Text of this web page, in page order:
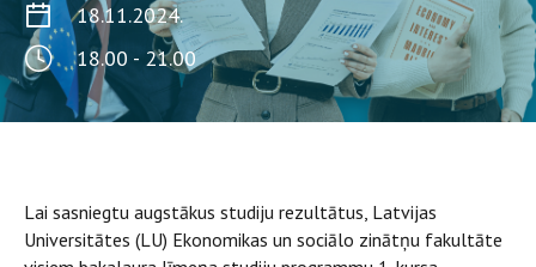
18.11.2024.
18.00 - 21.00
Lai sasniegtu augstākus studiju rezultātus, Latvijas
Universitātes (LU) Ekonomikas un sociālo zinātņu fakultāte